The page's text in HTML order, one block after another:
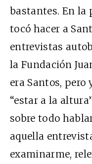
bastantes. En la
tocó hacer a
entrevistas
la Fundación
era Santos, pero
“estar a la
sobre todo
aquella
examinarme,